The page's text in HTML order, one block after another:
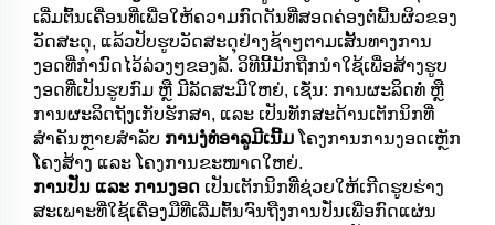
ເລີ່ມຕົ້ນເຄື່ອນທີ່ເພື່ອໃຫ້ຄວາມກົດດັນທີ່ສອດຄ່ອງຕໍ່ພື້ນຜິວຂອງ
ວັດສະດຸ, ແລ້ວປັບຮູບວັດສະດຸຢ່າງຊ້າໆຕາມເສັ້ນທາງການ
ງອດທີ່ກຳນົດໄວ້ລ່ວງໆຂອງລໍ້. ວິທີນີ້ມັກຖືກນຳໃຊ້ເພື່ອສ້າງຮູບ
ງອດທີ່ເປັນຮູບກົມ ຫຼື ມີລັດສະມີໃຫຍ່, ເຊັ່ນ: ການຜະລິດທໍ່ ຫຼື
ການຜະລິດຖັງເກັບຮັກສາ, ແລະ ເປັນທັກສະດ້ານເຕັກນິກທີ່
ສຳຄັນຫຼາຍສຳລັບ ການງໍ່ທໍ່ອາລູມີເນີ້ມ ໂຄງການການງອດເຫຼັກ
ໂຄງສ້າງ ແລະ ໂຄງການຂະໜາດໃຫຍ່.
ການປັ່ນ ແລະ ການງອດ ເປັນເຕັກນິກທີ່ຊ່ວຍໃຫ້ເກີດຮູບຮ່າງ
ສະເພາະທີ່ໃຊ້ເຄື່ອງມືທີ່ເລີ່ມຕົ້ນຈົນຖືງການປັ່ນເພື່ອກົດແຜ່ນ